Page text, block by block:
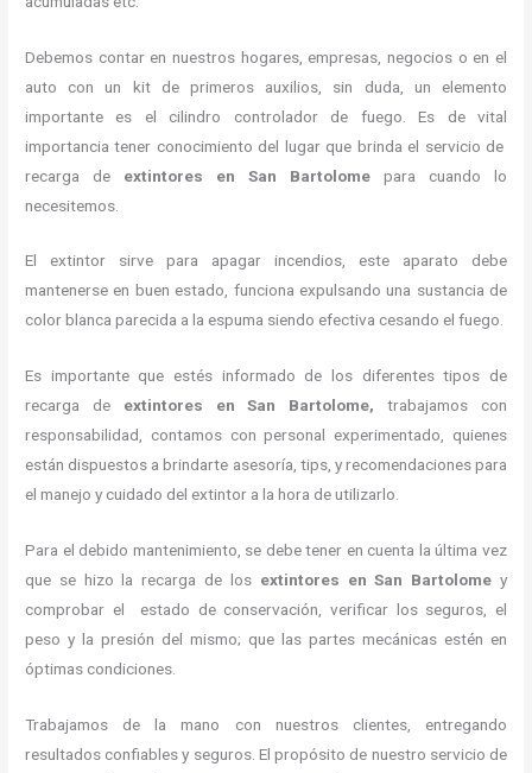
Debemos contar en nuestros hogares, empresas, negocios o en el
auto con un kit de primeros auxilios, sin duda, un elemento
importante es el cilindro controlador de fuego. Es de vital
importancia tener conocimiento del lugar que brinda el servicio de
recarga de extintores en San Bartolome para cuando lo
necesitemos.
El extintor sirve para apagar incendios, este aparato debe
mantenerse en buen estado, funciona expulsando una sustancia de
color blanca parecida a la espuma siendo efectiva cesando el fuego.
Es importante que estés informado de los diferentes tipos de
recarga de extintores en San Bartolome,trabajamos con
responsabilidad, contamos con personal experimentado, quienes
están dispuestos a brindarte asesoría, tips, y recomendaciones para
el manejo y cuidado del extintor a la hora de utilizarlo.
Para el debido mantenimiento, se debe tener en cuenta la última vez
que se hizo la recarga de los extintores en San Bartolome y
comprobar el estado de conservación, verificar los seguros, el
peso y la presión del mismo; que las partes mecánicas estén en
óptimas condiciones.
Trabajamos de la mano con nuestros clientes, entregando
resultados confiables y seguros. El propósito de nuestro servicio de